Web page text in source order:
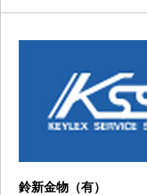
鈴新金物（有）